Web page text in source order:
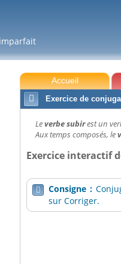
Accueil

Exercice de
Leverbe subirest un
Aux temps composés, le
Exercice interactif
 Consigne :
sur Corriger.